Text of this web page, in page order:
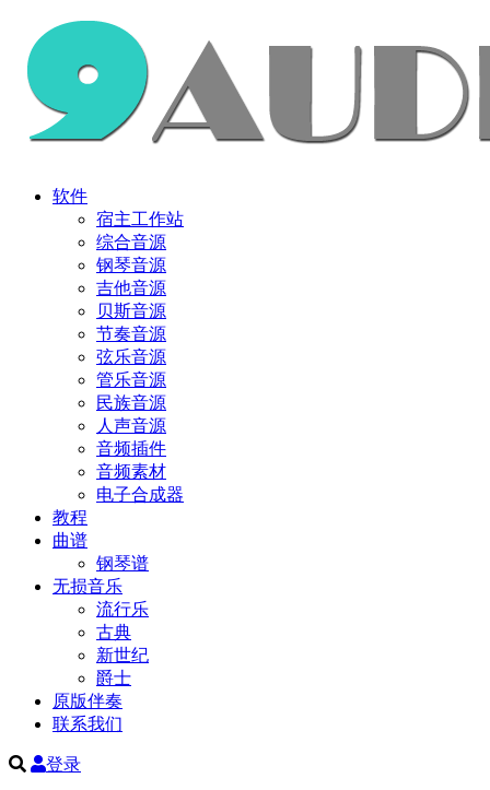
软件
宿主工作站
综合音源
钢琴音源
吉他音源
贝斯音源
节奏音源
弦乐音源
管乐音源
民族音源
人声音源
音频插件
音频素材
电子合成器
教程
曲谱
钢琴谱
无损音乐
流行乐
古典
新世纪
爵士
原版伴奏
联系我们
登录